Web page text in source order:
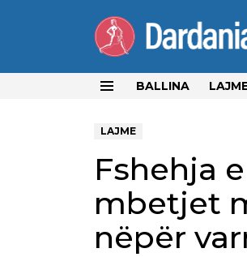
BALLINA
LAJME
Fshehja
mbetjet
nëpër